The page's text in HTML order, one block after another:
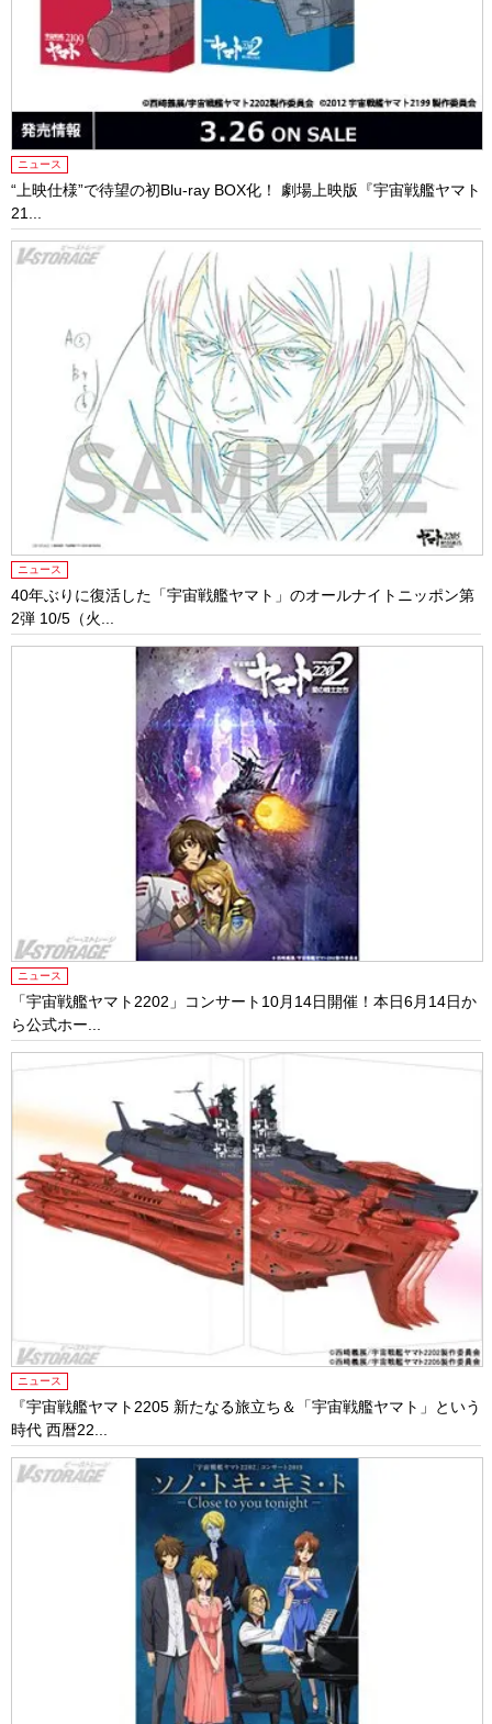
ニュース
“上映仕様”で待望の初Blu-ray BOX化！ 劇場上映版『宇宙戦艦ヤマト
21...
ニュース
40年ぶりに復活した「宇宙戦艦ヤマト」のオールナイトニッポン第
2弾 10/5（火...
ニュース
「宇宙戦艦ヤマト2202」コンサート10月14日開催！本日6月14日か
ら公式ホー...
ニュース
『宇宙戦艦ヤマト2205 新たなる旅立ち＆「宇宙戦艦ヤマト」という
時代 西暦22...